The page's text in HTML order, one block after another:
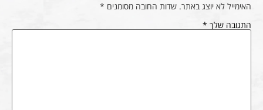
האימייל לא יוצג באתר. שדות החובה מסומנים *
התגובה שלך *